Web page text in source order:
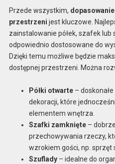
Przede wszystkim,
przestrzeni jest kluczowe.
zainstalowanie półek, szafek lub
odpowiednio dostosowane do
Dzięki temu możliwe będzie
dostępnej przestrzeni. Można
Półki otwarte–
dekoracji, które
elementem wnętrza.
Szafki zamknięte–
przechowywania rzeczy,
wzrokiem gości, np.
Szuflady– idealne do